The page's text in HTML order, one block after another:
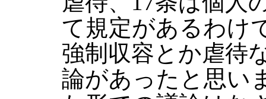
て規定があるわけ
強制収容とか虐待
論があったと思い